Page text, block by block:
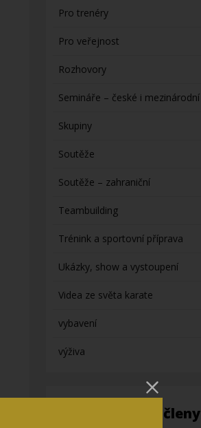
Pro trenéry
Pro veřejnost
Rozhovory
Semináře – české i mezinárodní
Skupiny
Soutěže
Soutěže – zahraniční
Teambuilding
Trénink a sportovní příprava
Ukázky, show a vystoupení
Videa ze světa karate
vybavení
výživa
Informace pro členy